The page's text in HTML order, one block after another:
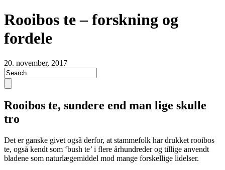
Rooibos te – forskning og
fordele
20. november, 2017
Rooibos te, sundere end man lige skulle
tro
Det er ganske givet også derfor, at stammefolk har drukket rooibos
te, også kendt som ‘bush te’ i flere århundreder og tillige anvendt
bladene som naturlægemiddel mod mange forskellige lidelser.